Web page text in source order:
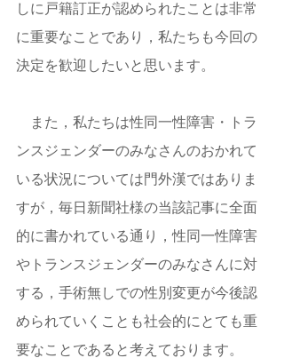
しに戸籍訂正が認められたことは非常
に重要なことであり，私たちも今回の
決定を歓迎したいと思います。
また，私たちは性同一性障害・トラ
ンスジェンダーのみなさんのおかれて
いる状況については門外漢ではありま
すが，毎日新聞社様の当該記事に全面
的に書かれている通り，性同一性障害
やトランスジェンダーのみなさんに対
する，手術無しでの性別変更が今後認
められていくことも社会的にとても重
要なことであると考えております。